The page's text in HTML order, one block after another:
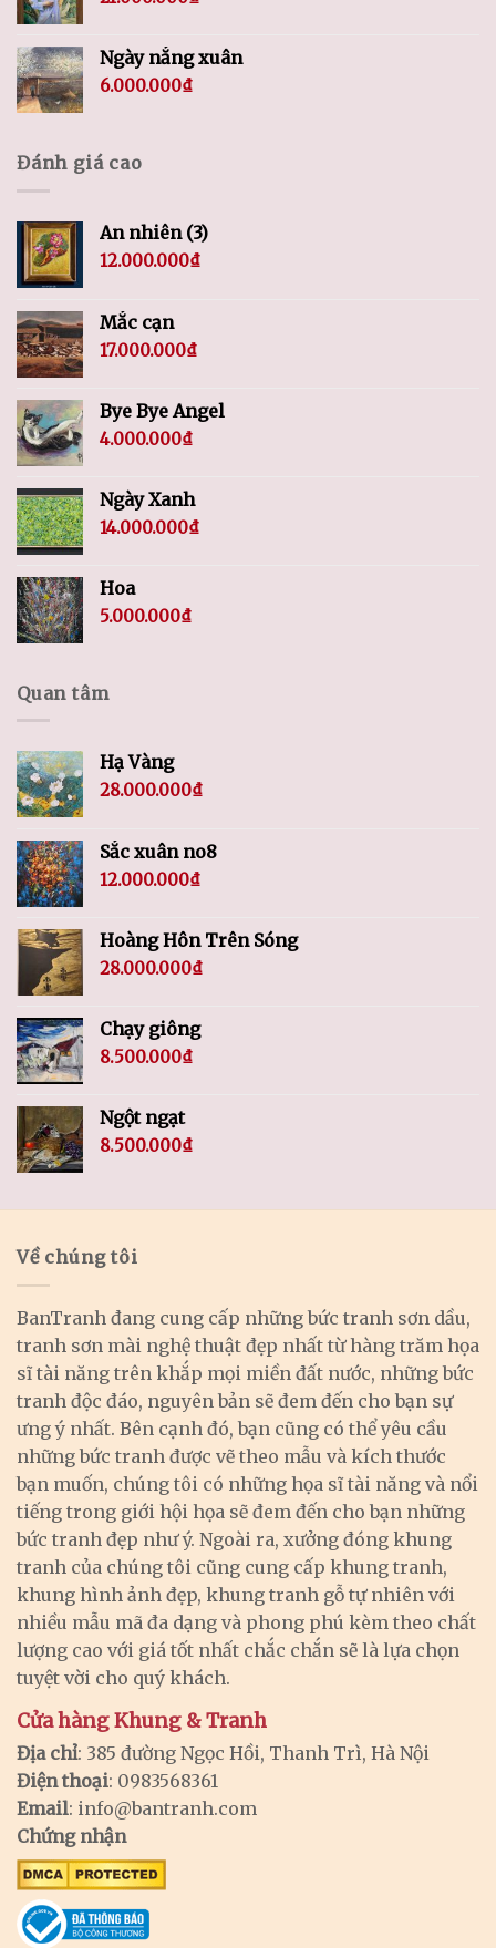
Ngày nắng xuân
6.000.000₫
Đánh giá cao
An nhiên (3)
12.000.000₫
Mắc cạn
17.000.000₫
Bye Bye Angel
4.000.000₫
Ngày Xanh
14.000.000₫
Hoa
5.000.000₫
Quan tâm
Hạ Vàng
28.000.000₫
Sắc xuân no8
12.000.000₫
Hoàng Hôn Trên Sóng
28.000.000₫
Chạy giông
8.500.000₫
Ngột ngạt
8.500.000₫
Về chúng tôi
BanTranh đang cung cấp những bức tranh sơn dầu,
tranh sơn mài nghệ thuật đẹp nhất từ hàng trăm họa
sĩ tài năng trên khắp mọi miền đất nước, những bức
tranh độc đáo, nguyên bản sẽ đem đến cho bạn sự
ưng ý nhất. Bên cạnh đó, bạn cũng có thể yêu cầu
những bức tranh được vẽ theo mẫu và kích thước
bạn muốn, chúng tôi có những họa sĩ tài năng và nổi
tiếng trong giới hội họa sẽ đem đến cho bạn những
bức tranh đẹp như ý. Ngoài ra, xưởng đóng khung
tranh của chúng tôi cũng cung cấp khung tranh,
khung hình ảnh đẹp, khung tranh gỗ tự nhiên với
nhiều mẫu mã đa dạng và phong phú kèm theo chất
lượng cao với giá tốt nhất chắc chắn sẽ là lựa chọn
tuyệt vời cho quý khách.
Cửa hàng Khung & Tranh
Địa chỉ: 385 đường Ngọc Hồi, Thanh Trì, Hà Nội
Điện thoại: 0983568361
Email: info@bantranh.com
Chứng nhận